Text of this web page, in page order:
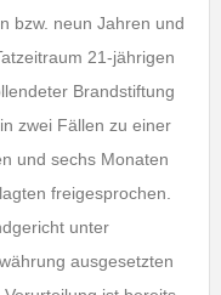
bzw. neun Jahren und
21-jährigen
Brandstiftung
zwei Fällen zu einer
und sechs Monaten
freigesprochen.
unter
ausgesetzten